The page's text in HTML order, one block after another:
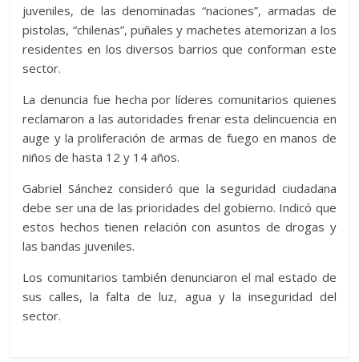
juveniles, de las denominadas “naciones”, armadas de
pistolas, “chilenas”, puñales y machetes atemorizan a los
residentes en los diversos barrios que conforman este
sector.
La denuncia fue hecha por líderes comunitarios quienes
reclamaron a las autoridades frenar esta delincuencia en
auge y la proliferación de armas de fuego en manos de
niños de hasta 12 y 14 años.
Gabriel Sánchez consideró que la seguridad ciudadana
debe ser una de las prioridades del gobierno. Indicó que
estos hechos tienen relación con asuntos de drogas y
las bandas juveniles.
Los comunitarios también denunciaron el mal estado de
sus calles, la falta de luz, agua y la inseguridad del
sector.